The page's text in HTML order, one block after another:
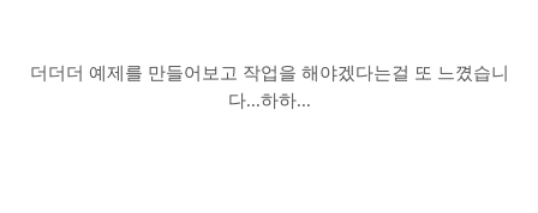
더더더 예제를 만들어보고 작업을 해야겠다는걸 또 느꼈습니
다...하하...